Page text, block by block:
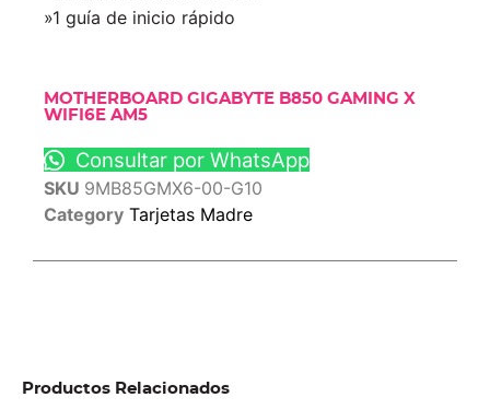
»1 guía de inicio rápido
MOTHERBOARD GIGABYTE B850 GAMING X
WIFI6E AM5
Consultar por WhatsApp
SKU 9MB85GMX6-00-G10
Category Tarjetas Madre
Productos Relacionados